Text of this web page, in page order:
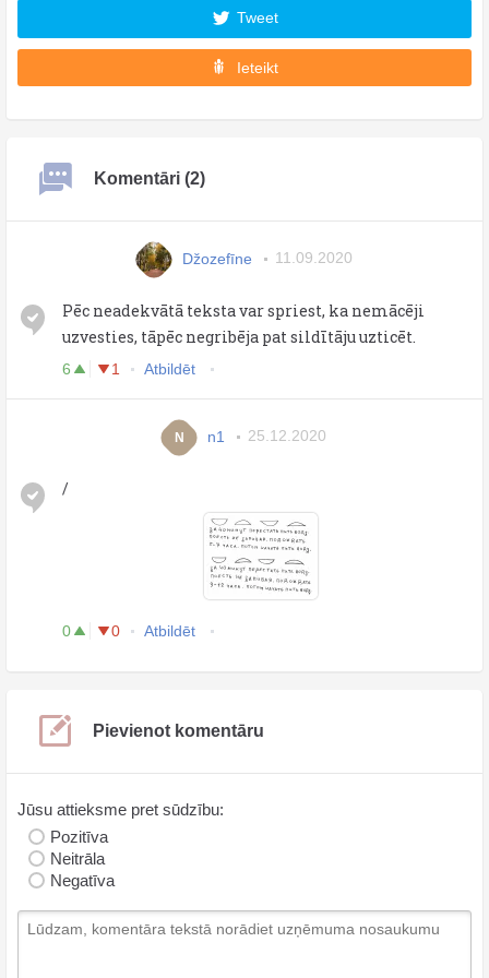
Tweet
Ieteikt
Komentāri (2)
Džozefīne 11.09.2020
Pēc neadekvātā teksta var spriest, ka nemācēji
uzvesties, tāpēc negribēja pat sildītāju uzticēt.
6 1 Atbildēt
N n1 25.12.2020
/
0 0 Atbildēt
Pievienot komentāru
Jūsu attieksme pret sūdzību:
Pozitīva
Neitrāla
Negatīva